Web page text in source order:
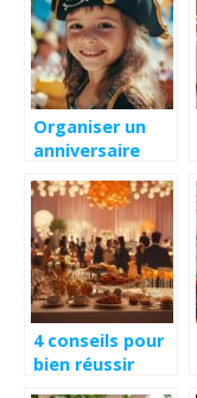
traiteur
gastronomique ?
Organiser un
anniversaire
thème des
pirates
4 conseils pour
bien réussir